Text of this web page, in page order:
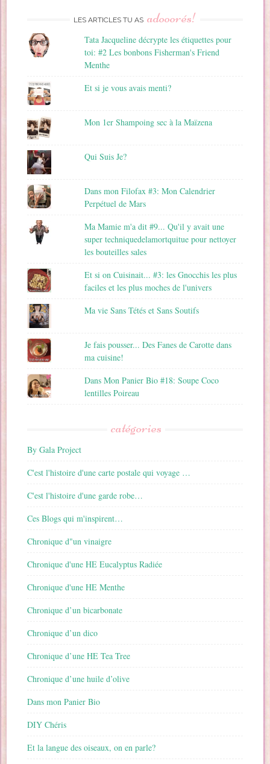
LES ARTICLES TU AS adooorés!
Tata Jacqueline décrypte les étiquettes pour
toi: #2 Les bonbons Fisherman's Friend
Menthe
Et si je vous avais menti?
Mon 1er Shampoing sec à la Maïzena
Qui Suis Je?
Dans mon Filofax #3: Mon Calendrier
Perpétuel de Mars
Ma Mamie m'a dit #9... Qu'il y avait une
super techniquedelamortquitue pour nettoyer
les bouteilles sales
Et si on Cuisinait... #3: les Gnocchis les plus
faciles et les plus moches de l'univers
Ma vie Sans Tétés et Sans Soutifs
Je fais pousser... Des Fanes de Carotte dans
ma cuisine!
Dans Mon Panier Bio #18: Soupe Coco
lentilles Poireau
catégories
By Gala Project
C'est l'histoire d'une carte postale qui voyage …
C'est l'histoire d'une garde robe…
Ces Blogs qui m'inspirent…
Chronique d"un vinaigre
Chronique d'une HE Eucalyptus Radiée
Chronique d'une HE Menthe
Chronique d’un bicarbonate
Chronique d’un dico
Chronique d’une HE Tea Tree
Chronique d’une huile d’olive
Dans mon Panier Bio
DIY Chéris
Et la langue des oiseaux, on en parle?